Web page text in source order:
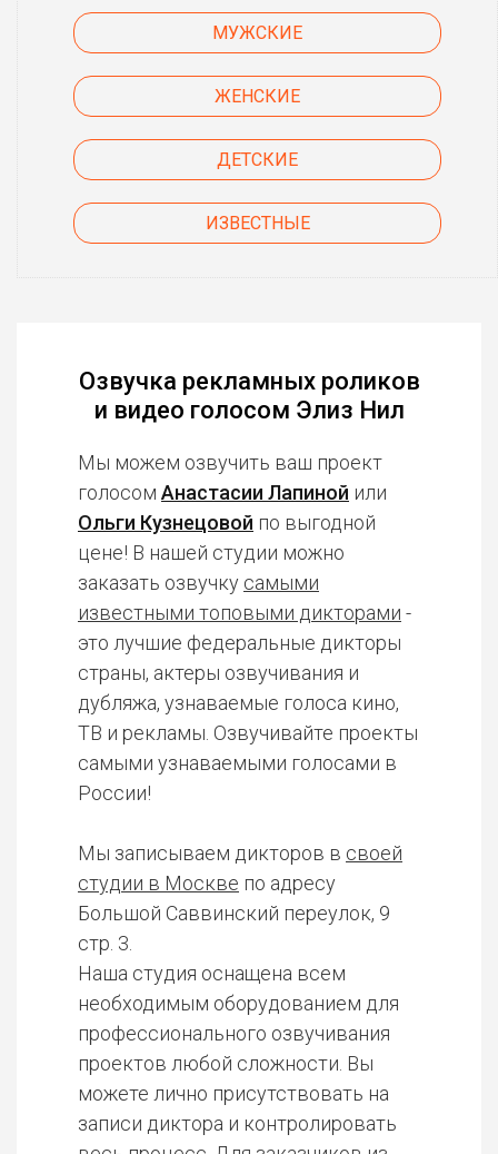
МУЖСКИЕ
ЖЕНСКИЕ
ДЕТСКИЕ
ИЗВЕСТНЫЕ
Озвучка рекламных роликов
и видео голосом Элиз Нил
Мы можем озвучить ваш проект
голосом Анастасии Лапиной или
Ольги Кузнецовой по выгодной
цене! В нашей студии можно
заказать озвучку самыми
известными топовыми дикторами -
это лучшие федеральные дикторы
страны, актеры озвучивания и
дубляжа, узнаваемые голоса кино,
ТВ и рекламы. Озвучивайте проекты
самыми узнаваемыми голосами в
России!
Мы записываем дикторов в своей
студии в Москве по адресу
Большой Саввинский переулок, 9
стр. 3.
Наша студия оснащена всем
необходимым оборудованием для
профессионального озвучивания
проектов любой сложности. Вы
можете лично присутствовать на
записи диктора и контролировать